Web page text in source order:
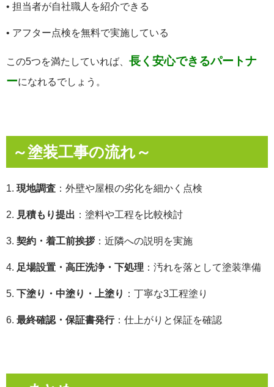
• 担当者が自社職人を紹介できる
• アフター点検を無料で実施している
この5つを満たしていれば、 長く安心できるパートナ
ーになれるでしょう。
～塗装工事の流れ～
1. 現地調査 ：外壁や屋根の劣化を細かく点検
2. 見積もり提出 ：塗料や工程を比較検討
3. 契約・着工前挨拶：近隣への説明を実施
4. 足場設置・高圧洗浄・下処理 ：汚れを落として塗装準備
5. 下塗り・中塗り・上塗り ：丁寧な3工程塗り
6. 最終確認・保証書発行：仕上がりと保証を確認